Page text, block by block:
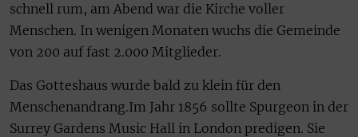
schnell rum, am Abend war die Kirche voller
Menschen. In wenigen Monaten wuchs die Gemeinde
von 200 auf fast 2.000 Mitglieder.
Das Gotteshaus wurde bald zu klein für den
Menschenandrang.Im Jahr 1856 sollte Spurgeon in der
Surrey Gardens Music Hall in London predigen. Sie